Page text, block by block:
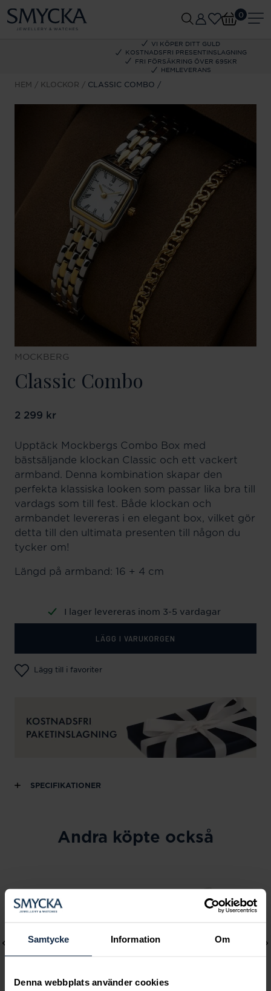
Samtycke Information Om
Denna webbplats använder cookies
VI KÖPER DITT GULD
KOSTNADSFRI PRESENTINSLAGNING
FRI FÖRSÄKRING ÖVER 695KR
HEMLEVERANS
0
HEM KLOCKOR CLASSIC COMBO
MOCKBERG
Classic Combo
Pris:2 299 kr
2 299 kr
Upptäck Mockbergs Combo Box med
bästsäljande klockan Classic och ett vackert
armband. Denna kombination skapar den
perfekta klassiska looken som passar lika bra till
vardags som till fest. Både klockan och
armbandet levereras i en elegant box, vilket gör
detta till den ultimata presenten till någon du
tycker om!
Längd på armband: 16 + 4 cm
I lager levereras inom 3-5 vardagar
LÄGG I VARUKORGEN
Lägg till i favoriter
SPECIFIKATIONER
Andra köpte också